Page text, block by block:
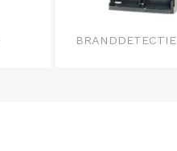
BRANDDETECTIE